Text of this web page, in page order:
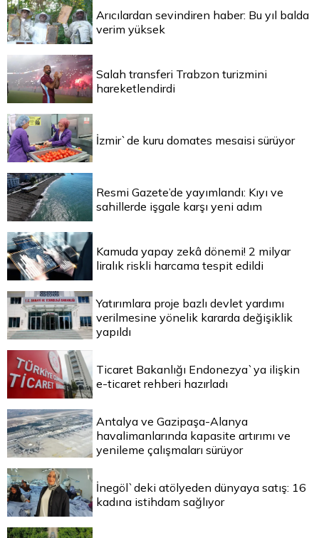
Arıcılardan sevindiren haber: Bu yıl balda
verim yüksek
Salah transferi Trabzon turizmini
hareketlendirdi
İzmir`de kuru domates mesaisi sürüyor
Resmi Gazete’de yayımlandı: Kıyı ve
sahillerde işgale karşı yeni adım
Kamuda yapay zekâ dönemi! 2 milyar
liralık riskli harcama tespit edildi
Yatırımlara proje bazlı devlet yardımı
verilmesine yönelik kararda değişiklik
yapıldı
Ticaret Bakanlığı Endonezya`ya ilişkin
e-ticaret rehberi hazırladı
Antalya ve Gazipaşa-Alanya
havalimanlarında kapasite artırımı ve
yenileme çalışmaları sürüyor
İnegöl`deki atölyeden dünyaya satış: 16
kadına istihdam sağlıyor